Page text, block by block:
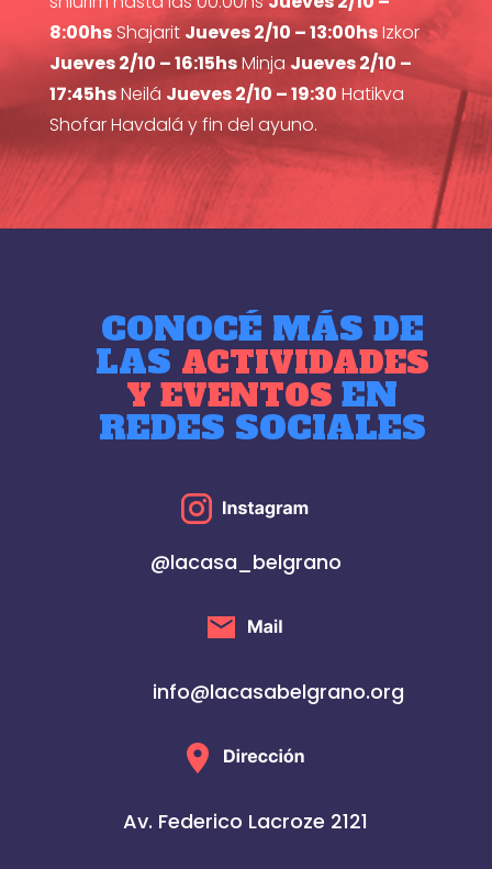
8:00hsShajarit Jueves 2/10 – 13:00hsIzkor
Jueves 2/10 – 16:15hsMinja Jueves 2/10 –
17:45hsNeilá Jueves 2/10 – 19:30 Hatikva
Shofar Havdalá y fin del ayuno.
CONOCÉ MÁS DE
LAS ACTIVIDADES
Y EVENTOSEN
REDES SOCIALES
@lacasa_belgrano
info@lacasabelgrano.org
Av. Federico Lacroze 2121